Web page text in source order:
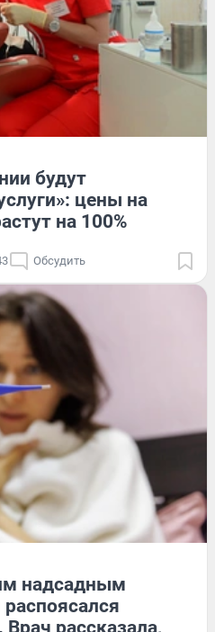
будут
цены на
на 100%
Обсудить
надсадным
Врач рассказала,